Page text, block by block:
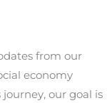
from our
economy
journey, our goal is